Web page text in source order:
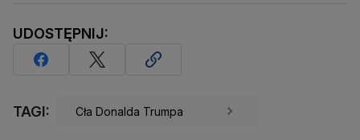
UDOSTĘPNIJ:
TAGI: Cła Donalda Trumpa